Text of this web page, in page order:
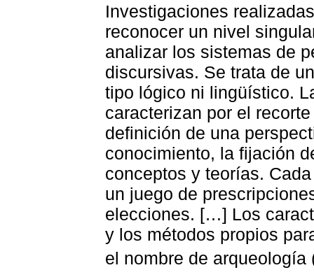
Investigaciones
reconocer un nivel
analizar los sistemas de
discursivas. Se trata de
tipo lógico ni lingüístico.
caracterizan por el
definición de una
conocimiento, la fijación
conceptos y teorías.
un juego de
elecciones. […] Los
y los métodos propios
el nombre de arqueología